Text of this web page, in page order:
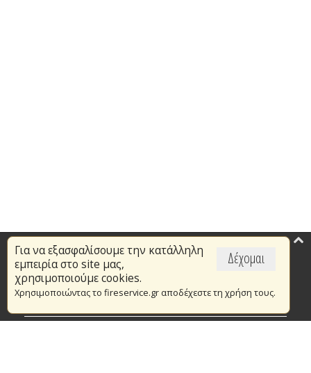
Δέχομαι
Για να εξασφαλίσουμε την κατάλληλη
εμπειρία στο site μας,
χρησιμοποιούμε cookies.
Χρησιμοποιώντας το fireservice.gr αποδέχεστε τη χρήση τους.
Επικαιρότητα
Το Πυροσβεστικό Σώμα